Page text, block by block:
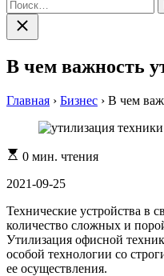
Найти:
Закрыть
поиск
В чем важность
Главная › Бизнес › В чем
Расчетное
чтения
0 мин. чтения
2021-09-25
Технические устройства в
количество сложных и
Утилизация офисной
особой технологии со
ее осуществления.